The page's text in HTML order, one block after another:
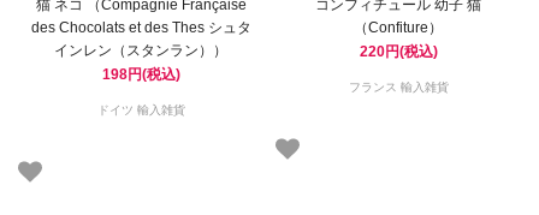
猫 ネコ （Compagnie Française
des Chocolats et des Thes シュタ
インレン（スタンラン））
198円(税込)
ドイツ 輸入雑貨
コンフィチュール 幼子 猫
（Confiture）
220円(税込)
フランス 輸入雑貨